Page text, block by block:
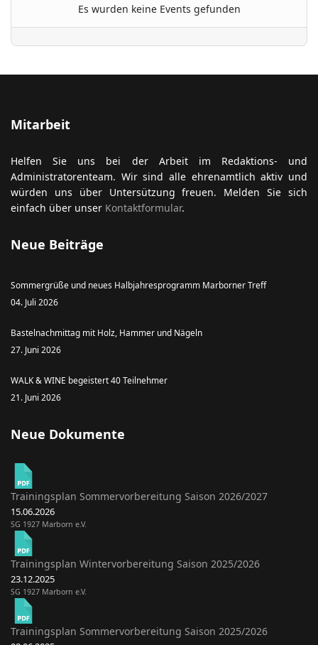
Es wurden keine Events gefunden
Mitarbeit
Helfen Sie uns bei der Arbeit im Redaktions- und
Administratorenteam. Wir sind alle ehrenamtlich aktiv und
würden uns über Untersützung freuen. Melden Sie sich
einfach über unser Kontaktformular.
Neue Beiträge
Sommergrüße und neues Halbjahresprogramm Marborner Treff
04. Juli 2026
Bastelnachmittag mit Holz, Hammer und Nägeln
27. Juni 2026
WALK & WINE begeistert 40 Teilnehmer
21. Juni 2026
Neue Dokumente
Trainingsplan Sommervorbereitung Saison 2026/2027
15.06.2026
SG 1927 Marborn e.V.
Trainingsplan Wintervorbereitung Saison 2025/2026
23.12.2025
SG 1927 Marborn e.V.
Trainingsplan Sommervorbereitung Saison 2025/2026
anzeigen